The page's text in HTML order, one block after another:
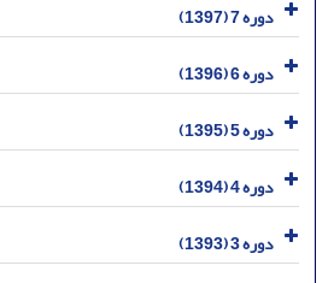
دوره 7 (1397)
دوره 6 (1396)
دوره 5 (1395)
دوره 4 (1394)
دوره 3 (1393)